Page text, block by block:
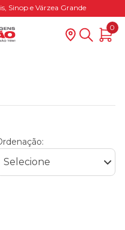
Sinop e Várzea Grande
0